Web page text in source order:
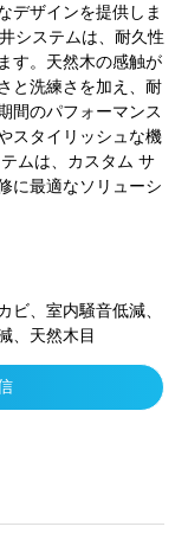
デザインを提供しま
システムは、耐久性
す。天然木の感触が
と洗練さを加え、耐
間のパフォーマンス
スタイリッシュな機
ムは、カスタム サ
に最適なソリューシ
、室内騒音低減、
、天然木目